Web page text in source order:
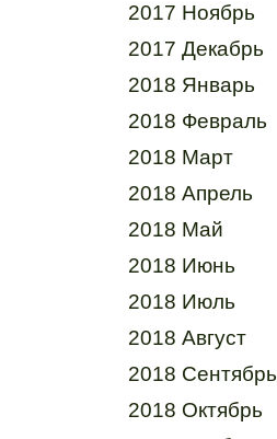
2017 Ноябрь
2017 Декабрь
2018 Январь
2018 Февраль
2018 Март
2018 Апрель
2018 Май
2018 Июнь
2018 Июль
2018 Август
2018 Сентябрь
2018 Октябрь